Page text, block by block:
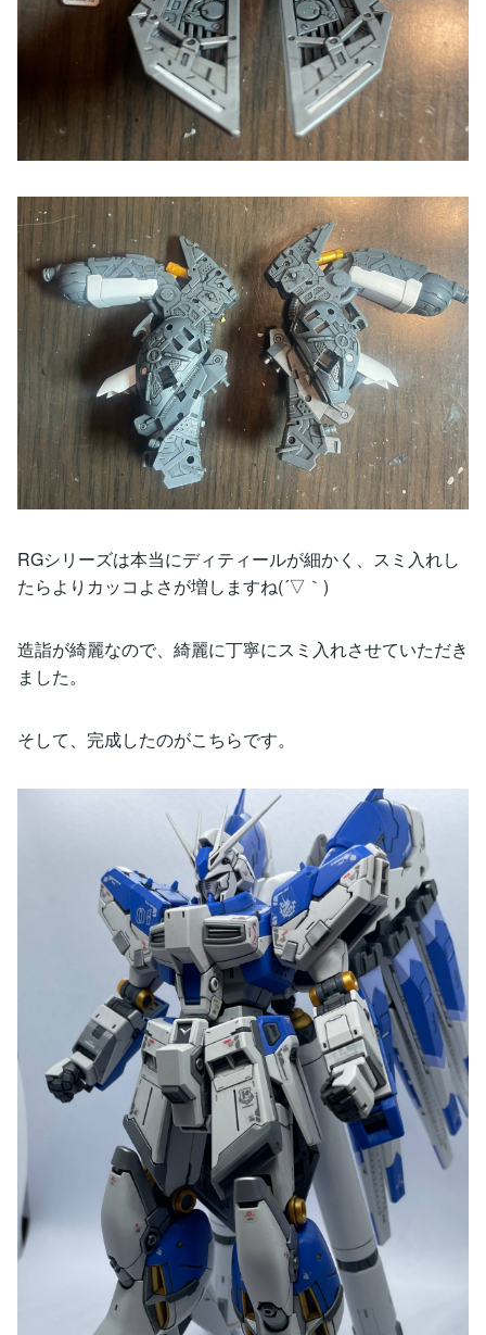
RGシリーズは本当にディティールが細かく、スミ入れし
たらよりカッコよさが増しますね(´▽｀)
造詣が綺麗なので、綺麗に丁寧にスミ入れさせていただき
ました。
そして、完成したのがこちらです。